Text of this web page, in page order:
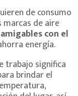
de consumo
de aire
con el
energía.
trabajo significa
brindar el